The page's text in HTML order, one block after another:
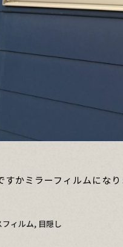
すかミラーフィルムになり
フィルム, 目隠し